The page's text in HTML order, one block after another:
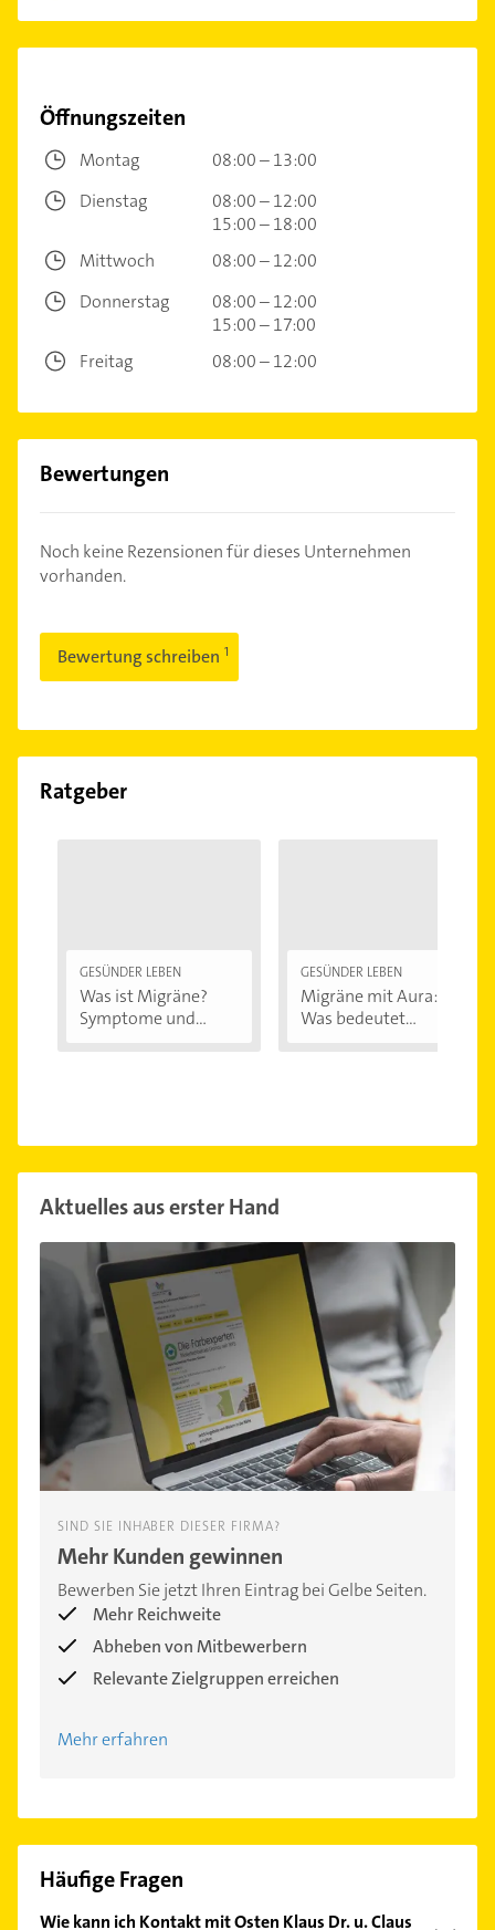
Öffnungszeiten
Montag
08:00 – 13:00
Dienstag
08:00 – 12:00
15:00 – 18:00
Mittwoch
08:00 – 12:00
Donnerstag
08:00 – 12:00
15:00 – 17:00
Freitag
08:00 – 12:00
Bewertungen
Noch keine Rezensionen für dieses Unternehmen
vorhanden.
Bewertung schreiben
Ratgeber
GESÜNDER LEBEN
Was ist Migräne?
Symptome und...
GESÜNDER LEBEN
Migräne mit Aura:
Was bedeutet...
Aktuelles aus erster Hand
SIND SIE INHABER DIESER FIRMA?
Mehr Kunden gewinnen
Bewerben Sie jetzt Ihren Eintrag bei Gelbe Seiten.
Mehr Reichweite
Abheben von Mitbewerbern
Relevante Zielgruppen erreichen
Mehr erfahren
Häufige Fragen
Wie kann ich Kontakt mit Osten Klaus Dr. u. Claus